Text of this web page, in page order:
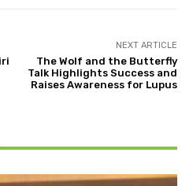
NEXT ARTICLE
The Wolf and the Butterfly
Talk Highlights Success and
Raises Awareness for Lupus